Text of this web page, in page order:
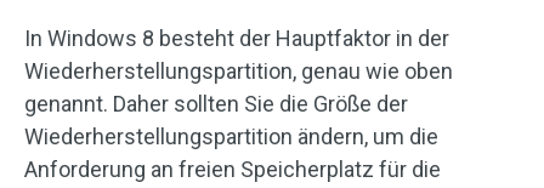
In Windows 8 besteht der Hauptfaktor in der
Wiederherstellungspartition, genau wie oben
genannt. Daher sollten Sie die Größe der
Wiederherstellungspartition ändern, um die
Anforderung an freien Speicherplatz für die